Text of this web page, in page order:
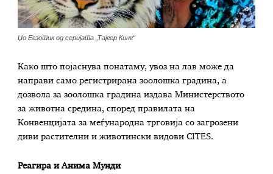
Џо Егзотик од серијата „Тајгер Кинг“
Како што појаснува понатаму, увоз на лав може да
направи само регистрирана зоолошка градина, а
дозвола за зоолошка градина издава Министерството
за животна средина, според правилата на
Конвенцијата за меѓународна трговија со загрозени
диви растителни и животински видови CITES.
Реагира и Анима Мунди